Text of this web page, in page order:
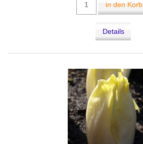
in den Korb
Details